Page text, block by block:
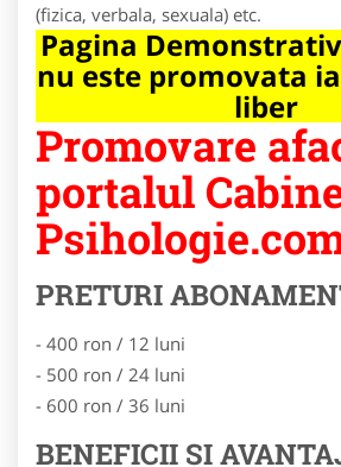
(fizica, verbala, sexuala) etc.
Pagina
nu este promovata
liber
Promovare
portalul
PRETURI
- 400 ron / 12 luni
- 500 ron / 24 luni
- 600 ron / 36 luni
BENEFICII SI